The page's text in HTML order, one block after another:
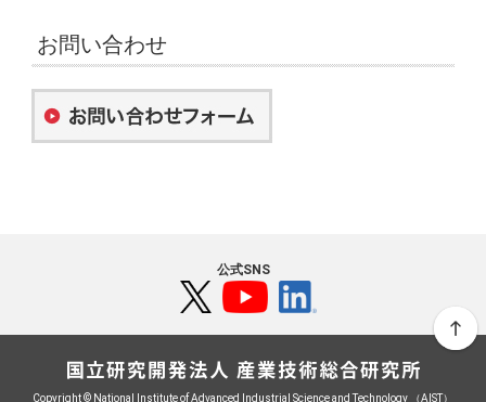
お問い合わせ
公式SNS
Copyright © National Institute of Advanced Industrial Science and Technology （AIST）